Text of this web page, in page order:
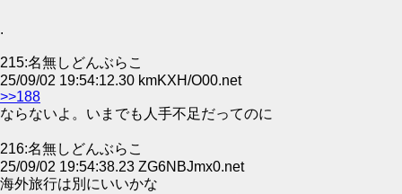
.
215:名無しどんぶらこ
25/09/02 19:54:12.30 kmKXH/O00.net
>>188
ならないよ。いまでも人手不足だってのに
216:名無しどんぶらこ
25/09/02 19:54:38.23 ZG6NBJmx0.net
海外旅行は別にいいかな